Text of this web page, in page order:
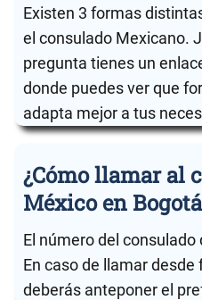
Existen 3 formas
el consulado Mexicano.
pregunta tienes un
donde puedes ver que
adapta mejor a tus
¿Cómo llamar al
México en
El número del
En caso de llamar desde
deberás anteponer el